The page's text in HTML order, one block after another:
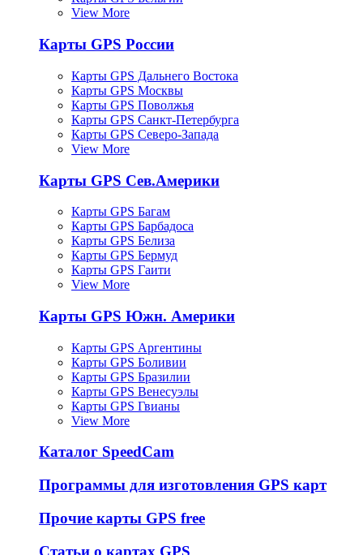
View More
Карты GPS России
Карты GPS Дальнего Востока
Карты GPS Москвы
Карты GPS Поволжья
Карты GPS Санкт-Петербурга
Карты GPS Северо-Запада
View More
Карты GPS Сев.Америки
Карты GPS Багам
Карты GPS Барбадоса
Карты GPS Белиза
Карты GPS Бермуд
Карты GPS Гаити
View More
Карты GPS Южн. Америки
Карты GPS Аргентины
Карты GPS Боливии
Карты GPS Бразилии
Карты GPS Венесуэлы
Карты GPS Гвианы
View More
Каталог SpeedCam
Программы для изготовления GPS карт
Прочие карты GPS free
Статьи о картах GPS